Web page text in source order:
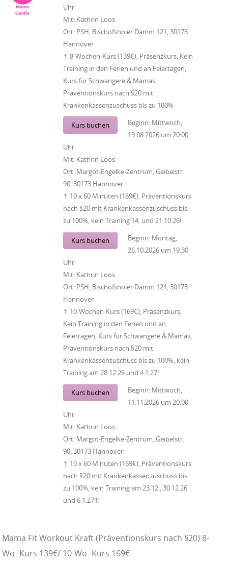
Uhr
Mit: Kathrin Loos
Ort: PSH, Bischofsholer Damm 121, 30173
Hannover
↑ 8-Wochen-Kurs (139€), Präsenzkurs, Kein
Training in den Ferien und an Feiertagen,
Kurs für Schwangere & Mamas,
Präventionskurs nach §20 mit
Krankenkassenzuschuss bis zu 100%
Kurs buchen Beginn: Mittwoch,
19.08.2026 um 20:00
Uhr
Mit: Kathrin Loos
Ort: Margot-Engelke-Zentrum, Geibelstr.
90, 30173 Hannover
↑ 10 x 60 Minuten (169€), Präventionskurs
nach §20 mit Krankenkassenzuschuss bis
zu 100%, kein Training 14. und 21.10.26!
Kurs buchen Beginn: Montag,
26.10.2026 um 19:30
Uhr
Mit: Kathrin Loos
Ort: PSH, Bischofsholer Damm 121, 30173
Hannover
↑ 10-Wochen-Kurs (169€), Präsenzkurs,
Kein Training in den Ferien und an
Feiertagen, Kurs für Schwangere & Mamas,
Präventionskurs nach §20 mit
Krankenkassenzuschuss bis zu 100%, kein
Training am 28.12.26 und 4.1.27!
Kurs buchen Beginn: Mittwoch,
11.11.2026 um 20:00
Uhr
Mit: Kathrin Loos
Ort: Margot-Engelke-Zentrum, Geibelstr.
90, 30173 Hannover
↑ 10 x 60 Minuten (169€), Präventionskurs
nach §20 mit Krankenkassenzuschuss bis
zu 100%, kein Training am 23.12., 30.12.26
und 6.1.27!!!
Mama Fit Workout Kraft (Präventionskurs nach §20) 8-
Wo- Kurs 139€/ 10-Wo- Kurs 169€